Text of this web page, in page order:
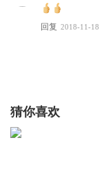
回复 2018-11-18
猜你喜欢